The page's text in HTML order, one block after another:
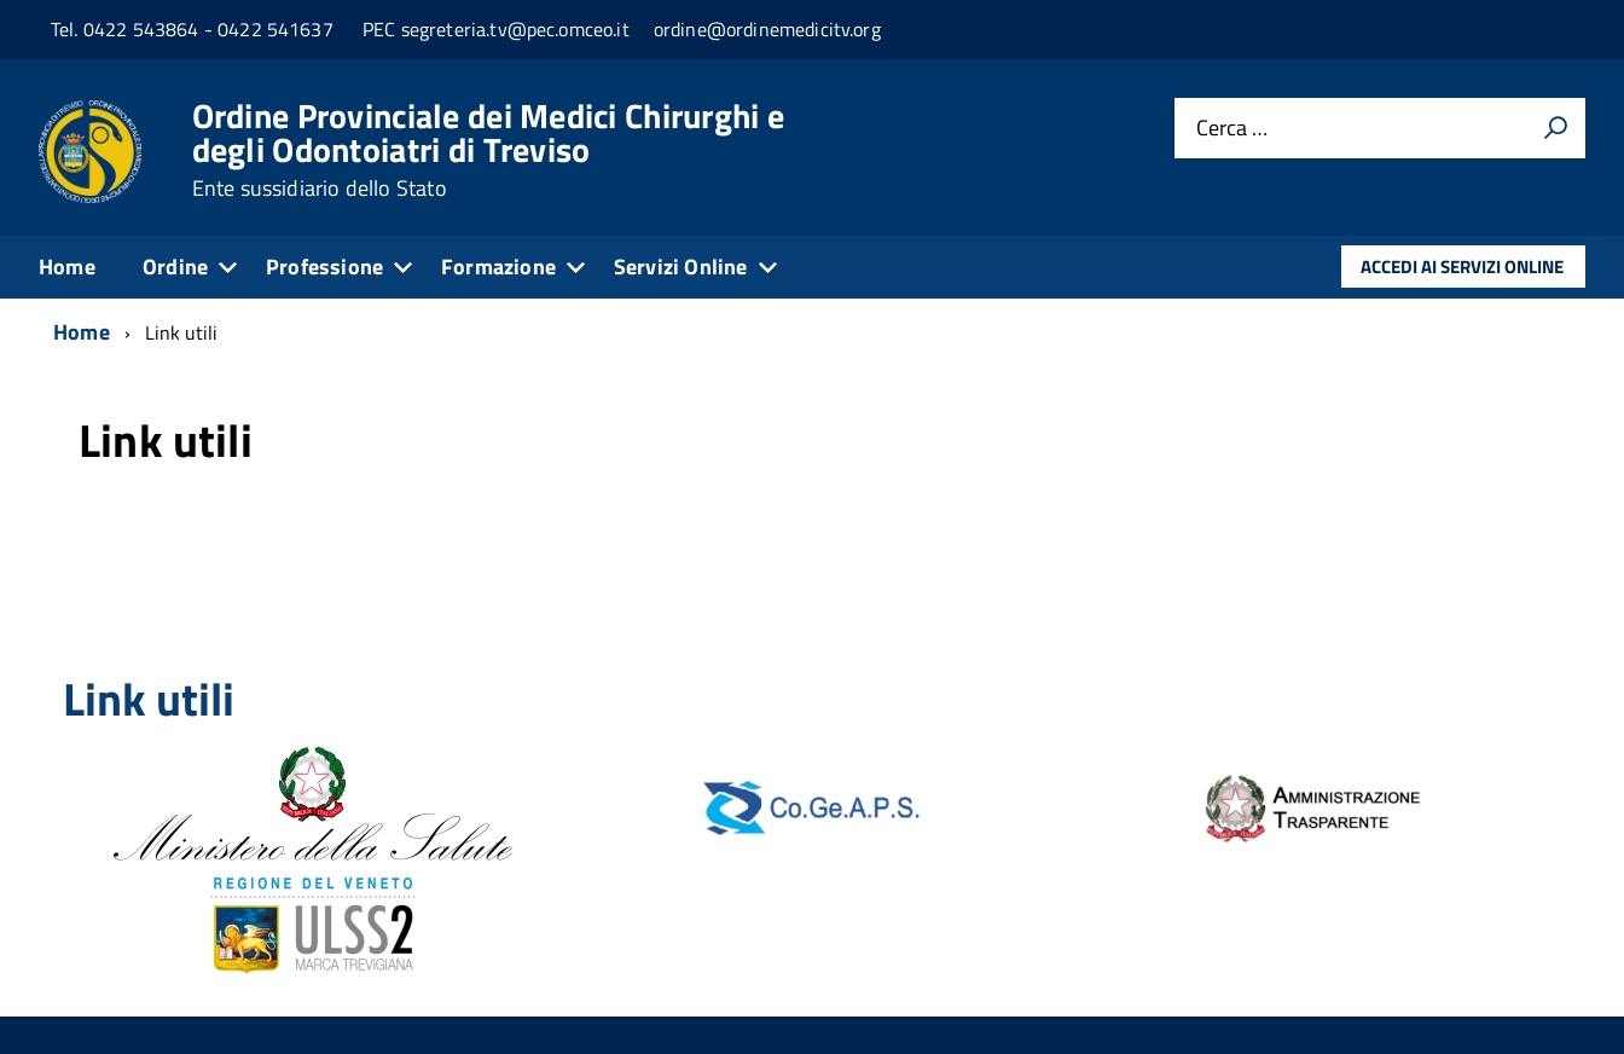
Tel. 0422 543864 - 0422 541637 PEC segreteria.tv@pec.omceo.it ordine@ordinemedicitv.org
Ordine Provinciale dei Medici Chirurghi e
degli Odontoiatri di Treviso
Ente sussidiario dello Stato
Cerca …
Home Ordine Professione Formazione Servizi Online ACCEDI AI SERVIZI ONLINE
Home Link utili
Link utili
Link utili